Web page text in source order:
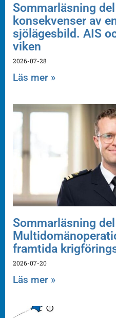
Sommarläsning
konsekvenser av
sjölägesbild. AIS
viken
2026-07-28
Läs mer »
Sommarläsning
framtida
2026-07-20
Läs mer »